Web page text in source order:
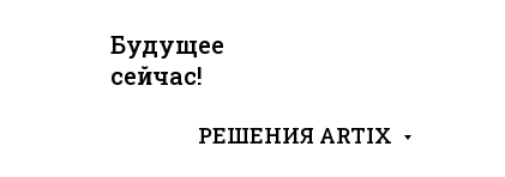
Будущее
сейчас!
РЕШЕНИЯ ARTIX